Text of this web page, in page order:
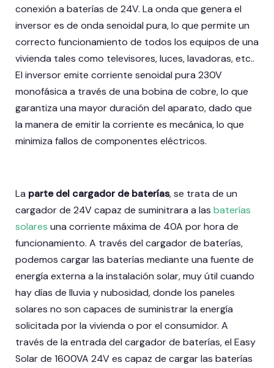
conexión a baterías de 24V. La onda que genera el
inversor es de onda senoidal pura, lo que permite un
correcto funcionamiento de todos los equipos de una
vivienda tales como televisores, luces, lavadoras, etc..
El inversor emite corriente senoidal pura 230V
monofásica a través de una bobina de cobre, lo que
garantiza una mayor duración del aparato, dado que
la manera de emitir la corriente es mecánica, lo que
minimiza fallos de componentes eléctricos.
La parte del cargador de baterías, se trata de un
cargador de 24V capaz de suminitrara a las baterías
solares una corriente máxima de 40A por hora de
funcionamiento. A través del cargador de baterías,
podemos cargar las baterías mediante una fuente de
energía externa a la instalación solar, muy útil cuando
hay días de lluvia y nubosidad, donde los paneles
solares no son capaces de suministrar la energía
solicitada por la vivienda o por el consumidor. A
través de la entrada del cargador de baterías, el Easy
Solar de 1600VA 24V es capaz de cargar las baterías